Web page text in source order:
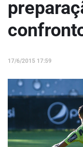
17/6/2015 17:59